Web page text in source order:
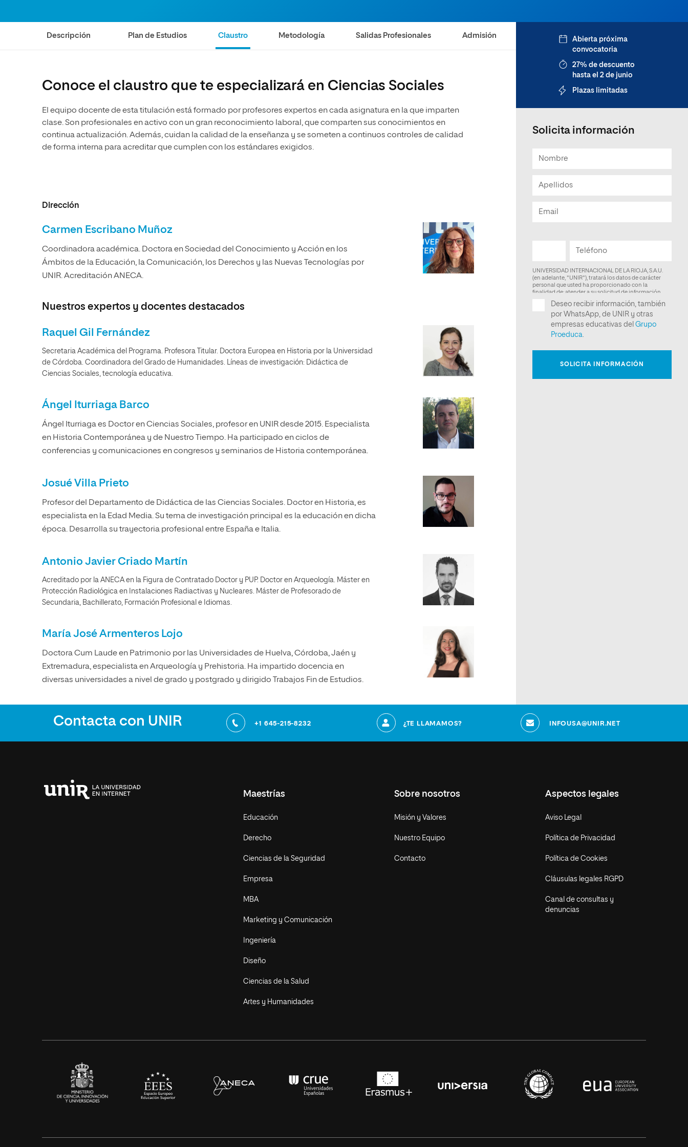
Ciencias Sociales
Humanidades
Diseño
Ciencias de la Salud
Artes
Música
Descripción Plan de Estudios Claustro Metodología Salidas Profesionales Admisión
Conoce el claustro que te especializará en Ciencias Sociales
El equipo docente de esta titulación está formado por profesores expertos en cada asignatura en la que imparten
clase. Son profesionales en activo con un gran reconocimiento laboral, que comparten sus conocimientos en
continua actualización. Además, cuidan la calidad de la enseñanza y se someten a continuos controles de calidad
de forma interna para acreditar que cumplen con los estándares exigidos.
Dirección
Carmen Escribano Muñoz
Coordinadora académica. Doctora en Sociedad del Conocimiento y Acción en los
Ámbitos de la Educación, la Comunicación, los Derechos y las Nuevas Tecnologías por
UNIR. Acreditación ANECA.
Nuestros expertos y docentes destacados
Raquel Gil Fernández
Secretaria Académica del Programa. Profesora Titular. Doctora Europea en Historia por la Universidad
de Córdoba. Coordinadora del Grado de Humanidades. Líneas de investigación: Didáctica de
Ciencias Sociales, tecnología educativa.
Ángel Iturriaga Barco
Ángel Iturriaga es Doctor en Ciencias Sociales, profesor en UNIR desde 2015. Especialista
en Historia Contemporánea y de Nuestro Tiempo. Ha participado en ciclos de
conferencias y comunicaciones en congresos y seminarios de Historia contemporánea.
Josué Villa Prieto
Profesor del Departamento de Didáctica de las Ciencias Sociales. Doctor en Historia, es
especialista en la Edad Media. Su tema de investigación principal es la educación en dicha
época. Desarrolla su trayectoria profesional entre España e Italia.
Antonio Javier Criado Martín
Acreditado por la ANECA en la Figura de Contratado Doctor y PUP. Doctor en Arqueología. Máster en
Protección Radiológica en Instalaciones Radiactivas y Nucleares. Máster de Profesorado de
Secundaria, Bachillerato, Formación Profesional e Idiomas.
María José Armenteros Lojo
Doctora Cum Laude en Patrimonio por las Universidades de Huelva, Córdoba, Jaén y
Extremadura, especialista en Arqueología y Prehistoria. Ha impartido docencia en
diversas universidades a nivel de grado y postgrado y dirigido Trabajos Fin de Estudios.
Abierta próxima
convocatoria
27% de descuento
hasta el 2 de junio
Plazas limitadas
Solicita información
Contacta con UNIR +1 645-215-8232 ¿TE LLAMAMOS? INFOUSA@UNIR.NET
Maestrías
Educación
Derecho
Ciencias de la Seguridad
Empresa
MBA
Marketing y Comunicación
Ingeniería
Diseño
Ciencias de la Salud
Artes y Humanidades
Sobre nosotros
Misión y Valores
Nuestro Equipo
Contacto
Aspectos legales
Aviso Legal
Política de Privacidad
Política de Cookies
Cláusulas legales RGPD
Canal de consultas y
denuncias